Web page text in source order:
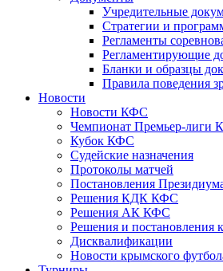
Учредительные
Стратегии и
Регламенты
Регламентирующие
Бланки и образцы
Правила поведения
Новости
Новости КФС
Чемпионат Премьер-лиги
Кубок КФС
Судейские назначения
Протоколы матчей
Постановления
Решения КДК КФС
Решения АК КФС
Решения и постановления
Дисквалификации
Новости крымского